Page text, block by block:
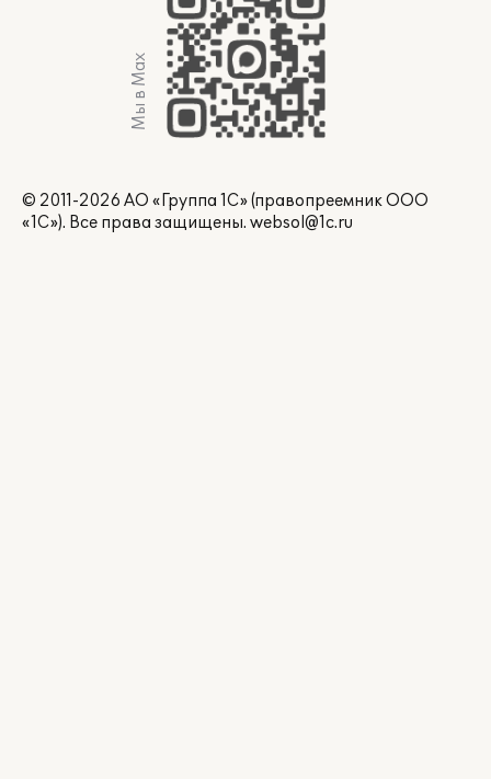
Мы в Max
© 2011-2026 АО «Группа 1С» (правопреемник ООО
«1С»). Все права защищены. websol@1c.ru